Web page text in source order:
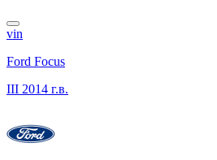
vin
Ford Focus
III 2014 г.в.